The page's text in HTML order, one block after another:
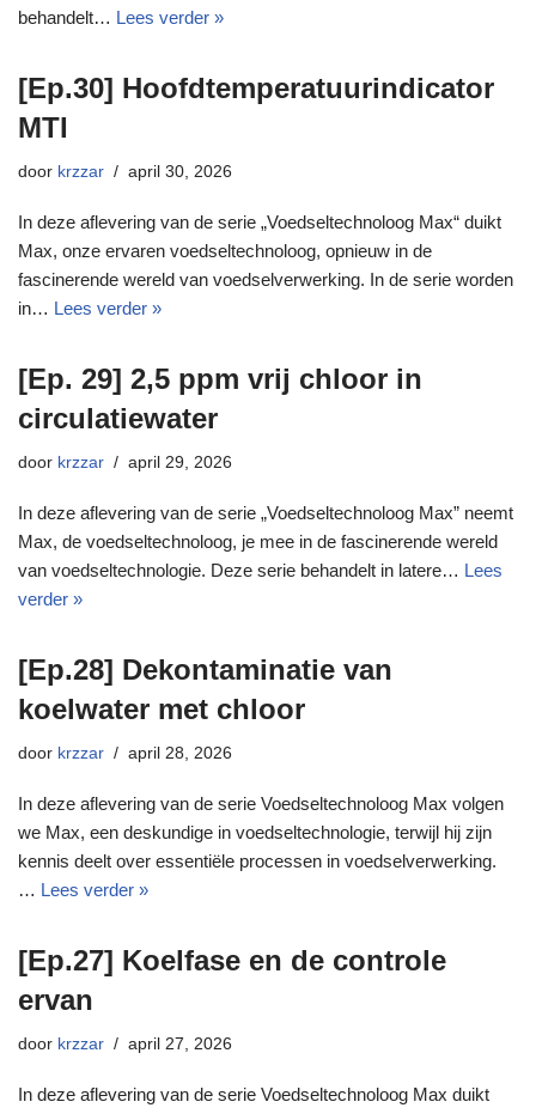
behandelt… Lees verder »
[Ep.30] Hoofdtemperatuurindicator
MTI
door krzzar april 30, 2026
In deze aflevering van de serie „Voedseltechnoloog Max“ duikt
Max, onze ervaren voedseltechnoloog, opnieuw in de
fascinerende wereld van voedselverwerking. In de serie worden
in… Lees verder »
[Ep. 29] 2,5 ppm vrij chloor in
circulatiewater
door krzzar april 29, 2026
In deze aflevering van de serie „Voedseltechnoloog Max” neemt
Max, de voedseltechnoloog, je mee in de fascinerende wereld
van voedseltechnologie. Deze serie behandelt in latere… Lees
verder »
[Ep.28] Dekontaminatie van
koelwater met chloor
door krzzar april 28, 2026
In deze aflevering van de serie Voedseltechnoloog Max volgen
we Max, een deskundige in voedseltechnologie, terwijl hij zijn
kennis deelt over essentiële processen in voedselverwerking.
… Lees verder »
[Ep.27] Koelfase en de controle
ervan
door krzzar april 27, 2026
In deze aflevering van de serie Voedseltechnoloog Max duikt